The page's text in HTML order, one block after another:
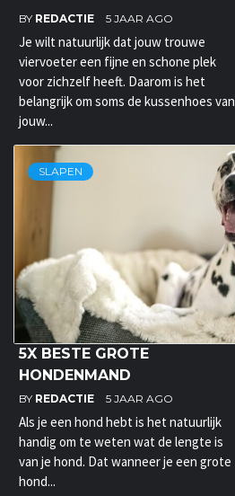
BY REDACTIE 5 JAAR AGO
Je wilt natuurlijk dat jouw trouwe
viervoeter een fijne en schone plek
voor zichzelf heeft. Daarom is het
belangrijk om soms de kussenhoes van
jouw...
SLAPEN
5X BESTE GROTE
HONDENMAND
BY REDACTIE 5 JAAR AGO
Als je een hond hebt is het natuurlijk
handig om te weten wat de lengte is
van je hond. Dat wanneer je een grote
hond...